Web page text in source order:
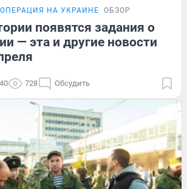
НА УКРАИНЕ ОБЗОР
появятся задания о
— эта и другие новости
728 Обсудить